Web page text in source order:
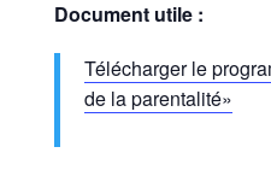
Document utile :
Télécharger le
de la parentalité»